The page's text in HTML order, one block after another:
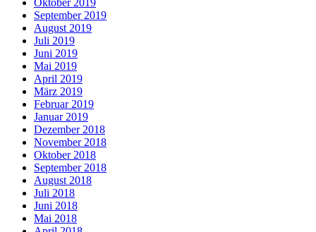
Oktober 2019
September 2019
August 2019
Juli 2019
Juni 2019
Mai 2019
April 2019
März 2019
Februar 2019
Januar 2019
Dezember 2018
November 2018
Oktober 2018
September 2018
August 2018
Juli 2018
Juni 2018
Mai 2018